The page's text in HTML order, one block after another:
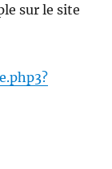
sur le site